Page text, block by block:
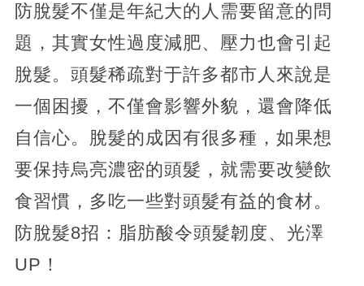
防脫髮不僅是年紀大的人需要留意的問
題，其實女性過度減肥、壓力也會引起
脫髮。頭髮稀疏對于許多都市人來說是
一個困擾，不僅會影響外貌，還會降低
自信心。脫髮的成因有很多種，如果想
要保持烏亮濃密的頭髮，就需要改變飲
食習慣，多吃一些對頭髮有益的食材。
防脫髮8招：脂肪酸令頭髮韌度、光澤
UP！